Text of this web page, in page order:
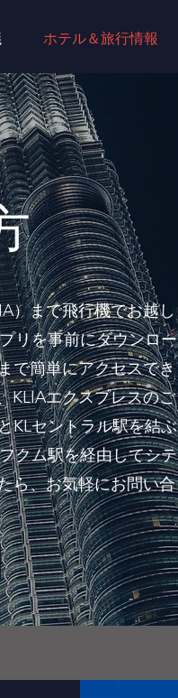
ホテル＆旅行情報
）まで飛行機でお越し
リを事前にダウンロー
で簡単にアクセスでき
KLIAエクスプレスのご
KLセントラル駅を結ぶ
クム駅を経由してシテ
ら、お気軽にお問い合